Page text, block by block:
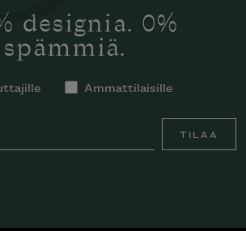
designia. 0%
spämmiä.
Ammattilaisille
TILAA